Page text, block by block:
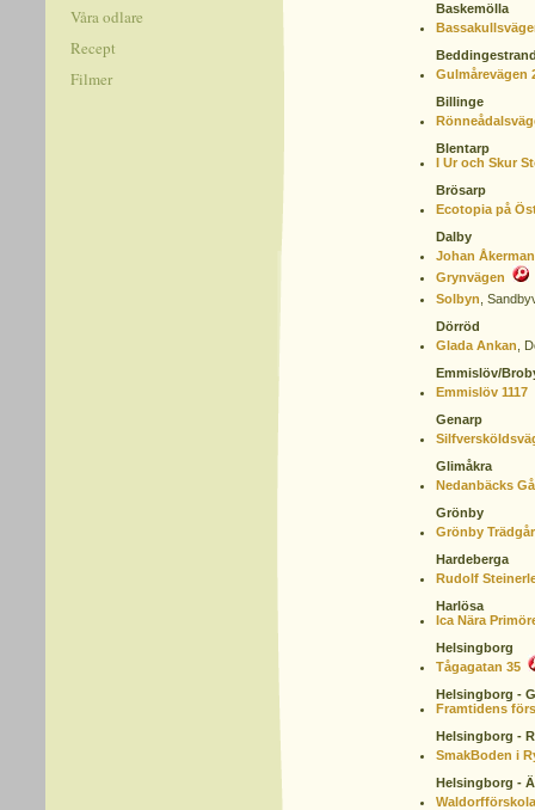
Våra odlare
Recept
Filmer
Baskemölla
Gulmårevägen
Billinge
Blentarp
I Ur och Skur
Brösarp
Ecotopia på
Dalby
Johan
Grynvägen
Solbyn
Dörröd
Glada Ankan
Emmislöv/
Emmislöv 1117
Genarp
Glimåkra
Nedanbäcks
Grönby
Grönby
Hardeberga
Rudolf
Harlösa
Ica Nära
Helsingborg
Tågagatan 35
Helsingborg -
Framtidens
Helsingborg -
SmakBoden i
Helsingborg -